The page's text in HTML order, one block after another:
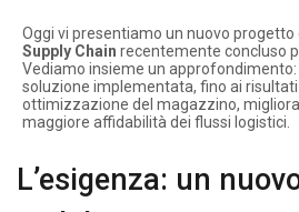
Oggi vi presentiamo un nuovo progetto
Supply Chain recentemente concluso
Vediamo insieme un approfondimento:
soluzione implementata, fino ai
ottimizzazione del magazzino,
maggiore affidabilità dei flussi logistici.
L’esigenza: un